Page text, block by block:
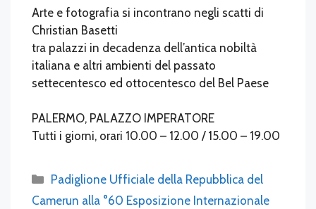
Arte e fotografia si incontrano negli scatti di
Christian Basetti
tra palazzi in decadenza dell’antica nobiltà
italiana e altri ambienti del passato
settecentesco ed ottocentesco del Bel Paese
PALERMO, PALAZZO IMPERATORE
Tutti i giorni, orari 10.00 – 12.00 / 15.00 – 19.00
Categories
Padiglione Ufficiale della Repubblica del
Camerun alla °60 Esposizione Internazionale